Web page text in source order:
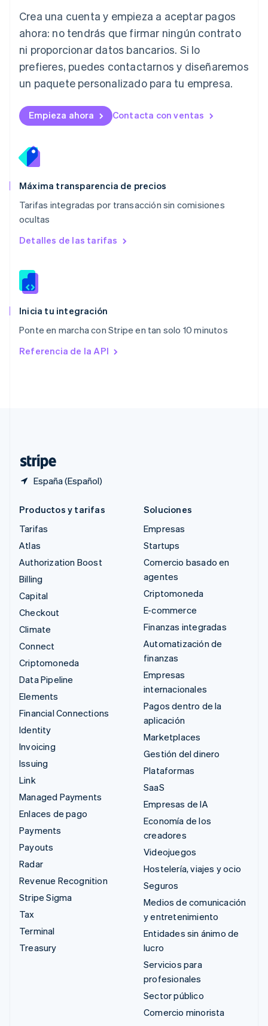
Crea una cuenta y empieza a aceptar pagos
ahora: no tendrás que firmar ningún contrato
ni proporcionar datos bancarios. Si lo
prefieres, puedes contactarnos y diseñaremos
un paquete personalizado para tu empresa.
Empieza ahora Contacta con ventas
Máxima transparencia de precios
Tarifas integradas por transacción sin comisiones
ocultas
Detalles de las tarifas
Inicia tu integración
Ponte en marcha con Stripe en tan solo 10 minutos
Referencia de la API
España (Español)
Deutsch English
Lituania
English
Luxemburgo
Français DeutschEnglish
English简体中文
English
México
Noruega
English
English
NederlandsEnglish
Polonia
English
RAE de Hong Kong, China
Reino Unido
English
English
English
Productos y tarifas
Tarifas
Atlas
Authorization Boost
Billing
Capital
Checkout
Climate
Connect
Criptomoneda
Data Pipeline
Elements
Financial Connections
Identity
Invoicing
Issuing
Link
Managed Payments
Enlaces de pago
Payments
Payouts
Radar
Revenue Recognition
Stripe Sigma
Tax
Terminal
Treasury
Soluciones
Empresas
Startups
Comercio basado en
agentes
Criptomoneda
E-commerce
Finanzas integradas
Automatización de
finanzas
Empresas
internacionales
Pagos dentro de la
aplicación
Marketplaces
Gestión del dinero
Plataformas
SaaS
Empresas de IA
Economía de los
creadores
Videojuegos
Hostelería, viajes y ocio
Seguros
Medios de comunicación
y entretenimiento
Entidades sin ánimo de
lucro
Servicios para
profesionales
Sector público
Comercio minorista